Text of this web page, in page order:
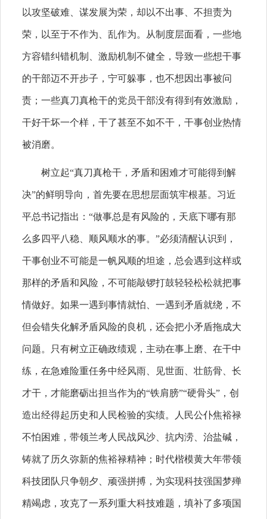
以攻坚破难、谋发展为荣，却以不出事、不担责为
荣，以至于不作为、乱作为。从制度层面看，一些地
方容错纠错机制、激励机制不健全，导致一些想干事
的干部迈不开步子，宁可躲事，也不想因出事被问
责；一些真刀真枪干的党员干部没有得到有效激励，
干好干坏一个样，干了甚至不如不干，干事创业热情
被消磨。
树立起“真刀真枪干，矛盾和困难才可能得到解
决”的鲜明导向，首先要在思想层面筑牢根基。习近
平总书记指出：“做事总是有风险的，天底下哪有那
么多四平八稳、顺风顺水的事。”必须清醒认识到，
干事创业不可能是一帆风顺的坦途，总会遇到这样或
那样的矛盾和风险，不可能敲锣打鼓轻轻松松就把事
情做好。如果一遇到事情就怕、一遇到矛盾就绕，不
但会错失化解矛盾风险的良机，还会把小矛盾拖成大
问题。只有树立正确政绩观，主动在事上磨、在干中
练，在急难险重任务中经风雨、见世面、壮筋骨、长
才干，才能磨砺出担当作为的“铁肩膀”“硬骨头”，创
造出经得起历史和人民检验的实绩。人民公仆焦裕禄
不怕困难，带领兰考人民战风沙、抗内涝、治盐碱，
铸就了历久弥新的焦裕禄精神；时代楷模黄大年带领
科技团队只争朝夕、顽强拼搏，为实现科技强国梦殚
精竭虑，攻克了一系列重大科技难题，填补了多项国